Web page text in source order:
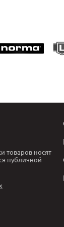
товаров носят
публичной